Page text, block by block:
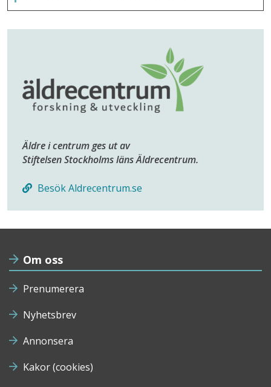
Äldre i centrum ges ut av
Stiftelsen Stockholms läns Äldrecentrum.
Besök Aldrecentrum.se
Om oss
Prenumerera
Nyhetsbrev
Annonsera
Kakor (cookies)